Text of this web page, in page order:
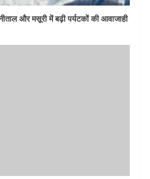
और मसूरी में बढ़ी पर्यटकों की आवाजाही